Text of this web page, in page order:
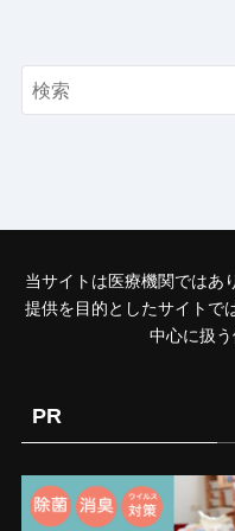
当サイトは医療機関ではあ
提供を目的としたサイトで
中心に扱う
PR